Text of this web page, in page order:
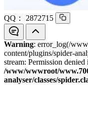
QQ： 2872715
Warning: error_log(/
content/plugins/spider-
stream: Permission denied
/www/wwwroot/
analyser/classes/